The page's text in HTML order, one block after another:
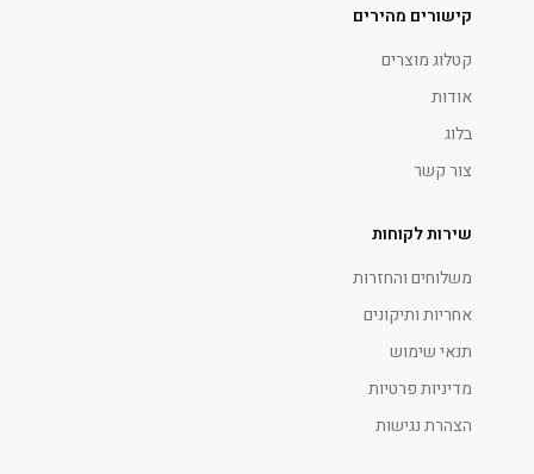
קישורים מהירים
קטלוג מוצרים
אודות
בלוג
צור קשר
שירות לקוחות
משלוחים והחזרות
אחריות ותיקונים
תנאי שימוש
מדיניות פרטיות
הצהרת נגישות